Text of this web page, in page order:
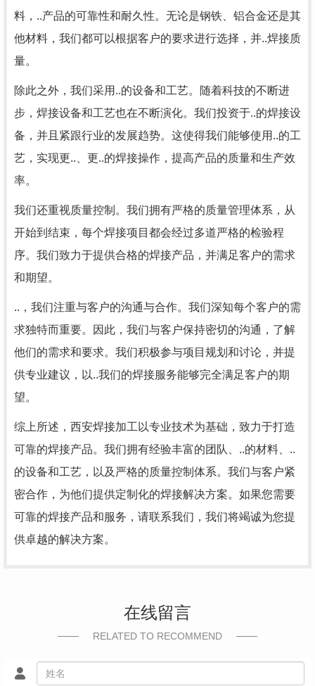
料，..产品的可靠性和耐久性。无论是钢铁、铝合金还是其
他材料，我们都可以根据客户的要求进行选择，并..焊接质
量。
除此之外，我们采用..的设备和工艺。随着科技的不断进
步，焊接设备和工艺也在不断演化。我们投资于..的焊接设
备，并且紧跟行业的发展趋势。这使得我们能够使用..的工
艺，实现更..、更..的焊接操作，提高产品的质量和生产效
率。
我们还重视质量控制。我们拥有严格的质量管理体系，从
开始到结束，每个焊接项目都会经过多道严格的检验程
序。我们致力于提供合格的焊接产品，并满足客户的需求
和期望。
..，我们注重与客户的沟通与合作。我们深知每个客户的需
求独特而重要。因此，我们与客户保持密切的沟通，了解
他们的需求和要求。我们积极参与项目规划和讨论，并提
供专业建议，以..我们的焊接服务能够完全满足客户的期
望。
综上所述，西安焊接加工以专业技术为基础，致力于打造
可靠的焊接产品。我们拥有经验丰富的团队、..的材料、..
的设备和工艺，以及严格的质量控制体系。我们与客户紧
密合作，为他们提供定制化的焊接解决方案。如果您需要
可靠的焊接产品和服务，请联系我们，我们将竭诚为您提
供卓越的解决方案。
在线留言
RELATED TO RECOMMEND